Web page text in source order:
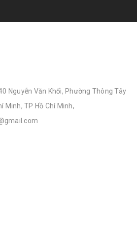
Nguyễn Văn Khối, Phường Thông Tây
Minh, TP Hồ Chí Minh,